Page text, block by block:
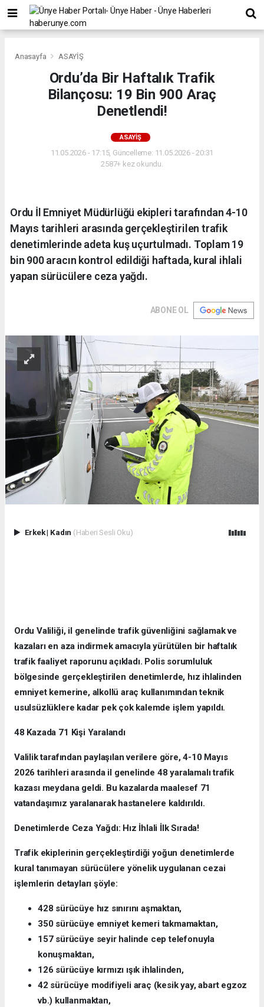
Anasayfa ASAYİŞ
Ordu’da Bir Haftalık Trafik
Bilançosu: 19 Bin 900 Araç
Denetlendi!
ASAYİŞ
11.05.2026 - 17:15, Güncelleme: 11.05.2026 - 20:31
2587+ kez okundu.
Ordu İl Emniyet Müdürlüğü ekipleri tarafından 4-10
Mayıs tarihleri arasında gerçekleştirilen trafik
denetimlerinde adeta kuş uçurtulmadı. Toplam 19
bin 900 aracın kontrol edildiği haftada, kural ihlali
yapan sürücülere ceza yağdı.
ABONE OL
Erkek| Kadın (Haberi Sesli Oku)
Ordu Valiliği, il genelinde trafik güvenliğini sağlamak ve
kazaları en aza indirmek amacıyla yürütülen bir haftalık
trafik faaliyet raporunu açıkladı. Polis sorumluluk
bölgesinde gerçekleştirilen denetimlerde, hız ihlalinden
emniyet kemerine, alkollü araç kullanımından teknik
usulsüzlüklere kadar pek çok kalemde işlem yapıldı.
48 Kazada 71 Kişi Yaralandı
Valilik tarafından paylaşılan verilere göre, 4-10 Mayıs
2026 tarihleri arasında il genelinde 48 yaralamalı trafik
kazası meydana geldi. Bu kazalarda maalesef 71
vatandaşımız yaralanarak hastanelere kaldırıldı.
Denetimlerde Ceza Yağdı: Hız İhlali İlk Sırada!
Trafik ekiplerinin gerçekleştirdiği yoğun denetimlerde
kural tanımayan sürücülere yönelik uygulanan cezai
işlemlerin detayları şöyle:
428 sürücüye hız sınırını aşmaktan,
350 sürücüye emniyet kemeri takmamaktan,
157 sürücüye seyir halinde cep telefonuyla
konuşmaktan,
126 sürücüye kırmızı ışık ihlalinden,
42 sürücüye modifiyeli araç (kesik yay, abart egzoz
vb.) kullanmaktan,